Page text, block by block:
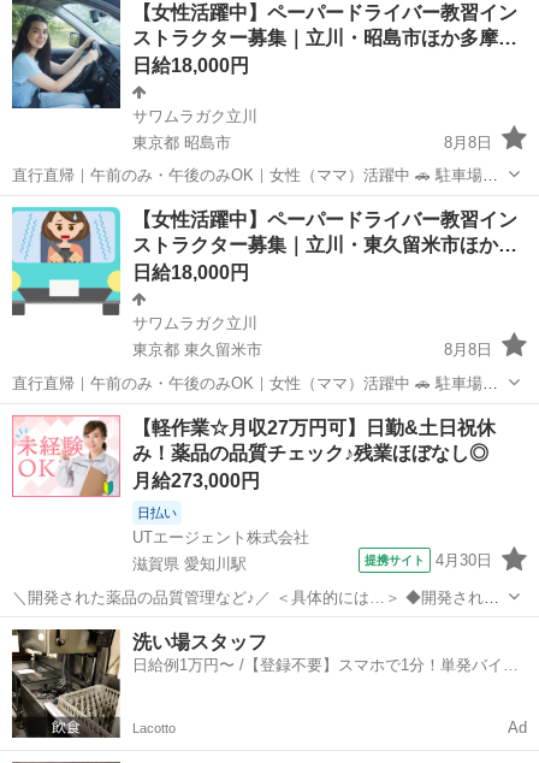
【女性活躍中】ペーパードライバー教習イン
ストラクター募集｜立川・昭島市ほか多摩…
日給18,000円
サワムラガク立川
東京都 昭島市
8月8日
直行直帰｜午前のみ・午後のみOK｜女性（ママ）活躍中 🚗 駐車場で
眠っている「車」と あなたの運転経験を、安心と収入に変えません
か？ 「運転が怖い」「自信がない」 そんな不安を抱える方に寄り添
い、 “できな...
東京 昭島市 インストラクター ペーパードライバー
【女性活躍中】ペーパードライバー教習イン
ストラクター募集｜立川・東久留米市ほか…
日給18,000円
サワムラガク立川
東京都 東久留米市
8月8日
直行直帰｜午前のみ・午後のみOK｜女性（ママ）活躍中 🚗 駐車場で
眠っている「車」と あなたの運転経験を、安心と収入に変えません
か？ 「運転が怖い」「自信がない」 そんな不安を抱える方に寄り添
い、 “できな...
東京 東久留米市 インストラクター ペーパードライバー
【軽作業☆月収27万円可】日勤&土日祝休
み！薬品の品質チェック♪残業ほぼなし◎
月給273,000円
日払い
UTエージェント株式会社
滋賀県 愛知川駅
提携サイト 4月30日
＼開発された薬品の品質管理など♪／ ＜具体的には…＞ ◆開発された
薬品の品質チェック ◆薬品の性能・性質の説明をするためのQC作業
→QCとは品質管理(QualityControl)のことです！ ◆薬品の測定検査 ◆
試験の...
滋賀 愛知郡 愛知川駅
洗い場スタッフ
日給例1万円〜 /【登録不要】スマホで1分！単発バイト
Lacotto Ad